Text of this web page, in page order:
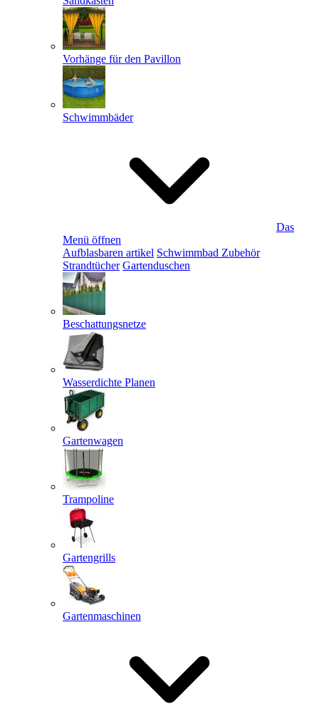
Vorhänge für den Pavillon
Schwimmbäder
Das
Menü öffnen
Aufblasbaren artikel Schwimmbad Zubehör
Strandtücher Gartenduschen
Beschattungsnetze
Wasserdichte Planen
Gartenwagen
Trampoline
Gartengrills
Gartenmaschinen